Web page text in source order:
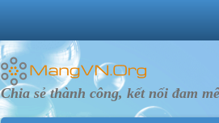
Chia sẻ thành công, kết nối đam mê